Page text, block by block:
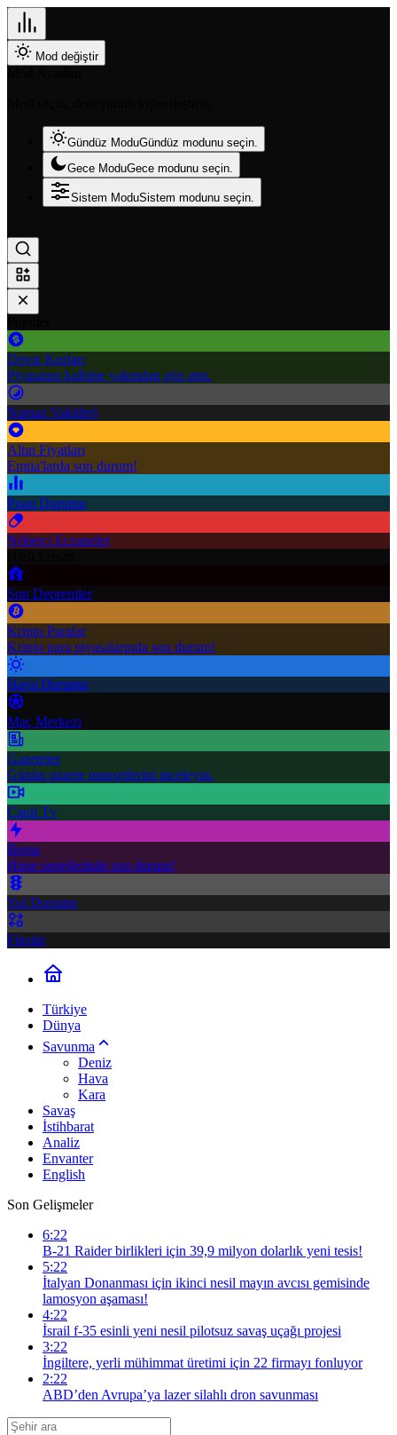
Mod değiştir
Gündüz ModuGündüz modunu seçin.
Gece ModuGece modunu seçin.
Sistem ModuSistem modunu seçin.
Döviz Kurları
Piyasanın kalbine yakından göz atın.
Namaz Vakitleri
Altın Fiyatları
Emtia'larda son durum!
Puan Durumu
Nöbetçi Eczaneler
Son Depremler
Kripto Paralar
Kripto para piyasalarında son durum!
Hava Durumu
Maç Merkezi
Gazeteler
Günün gazete manşetlerini inceleyin.
Canlı Tv
Borsa
Hisse senetlerinde son durum!
Yol Durumu
Fikstür
Türkiye
Dünya
Savunma
Deniz
Hava
Kara
Savaş
İstihbarat
Analiz
Envanter
English
Son Gelişmeler
6:22
B-21 Raider birlikleri için 39,9 milyon dolarlık yeni tesis!
5:22
İtalyan Donanması için ikinci nesil mayın avcısı gemisinde
lamosyon aşaması!
4:22
İsrail f-35 esinli yeni nesil pilotsuz savaş uçağı projesi
3:22
İngiltere, yerli mühimmat üretimi için 22 firmayı fonluyor
2:22
ABD’den Avrupa’ya lazer silahlı dron savunması